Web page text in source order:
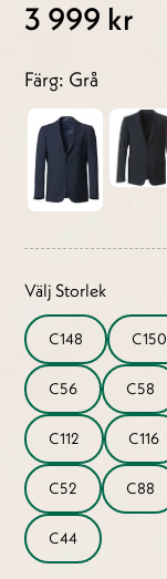
3 999 kr
Färg: Grå
Välj Storlek
C148 C150
C56 C58
C112 C116
C52 C88
C44